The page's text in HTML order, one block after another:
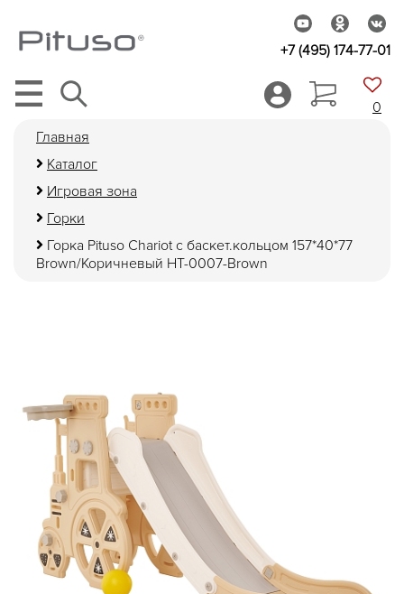
+7 (495) 174-77-01
0
Главная
Каталог
Игровая зона
Горки
Горка Pituso Chariot с баскет.кольцом 157*40*77
Brown/Коричневый HT-0007-Brown